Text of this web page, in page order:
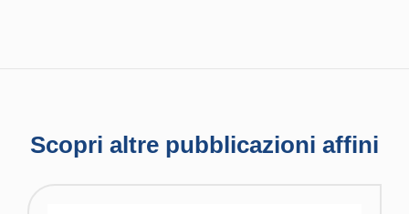
Scopri altre pubblicazioni affini